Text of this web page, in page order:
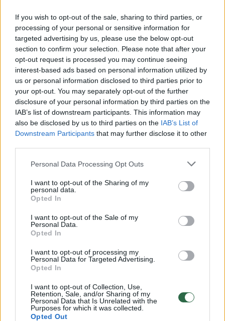
If you wish to opt-out of the sale, sharing to third parties, or
processing of your personal or sensitive information for
targeted advertising by us, please use the below opt-out
section to confirm your selection. Please note that after your
opt-out request is processed you may continue seeing
interest-based ads based on personal information utilized by
us or personal information disclosed to third parties prior to
your opt-out. You may separately opt-out of the further
disclosure of your personal information by third parties on the
IAB’s list of downstream participants. This information may
also be disclosed by us to third parties on the IAB’s List of
Downstream Participants that may further disclose it to other
Personal Data Processing Opt Outs
I want to opt-out of the Sharing of my
personal data.
Opted In
I want to opt-out of the Sale of my
Personal Data.
Opted In
I want to opt-out of processing my
Personal Data for Targeted Advertising.
Opted In
I want to opt-out of Collection, Use,
Retention, Sale, and/or Sharing of my
Personal Data that Is Unrelated with the
Purposes for which it was collected.
Opted Out
„Ši skulptūra sukurta iš minkšto dolomito. Su
juo bet kaip elgtis negalima. Manau, kad
skulptūra buvo nušveista smėliu ar kažkokia
kita kieta medžiaga, todėl sunaikinta
skulptūros paviršiaus faktūra. Jos atkurti
nebeįmanoma“, – apgailestavo A.Strioga.
Kaunietis pasakojo, kad jo tėvas yra sakęs,
savo gyvenimą, keistis veikiamas oro sąlygų,
to taptų tik vertingesnis, įdomesnis.
„Skulptūra yra miesto nuosavybė, tačiau jos
autoriaus teisės dabar priklauso man. Deja,
niekas nepasivargino pasitarti, kaip skulptūrą
prižiūrėti, ar ją galima ir reikia šveisti, kokiais
būdais tai daryti, kad nebūtų pakenkta“, –
apgailestavo A.Strioga.